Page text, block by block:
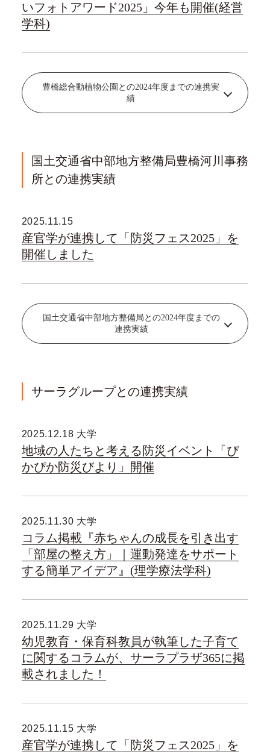
いフォトアワード2025」今年も開催(経営
学科)
豊橋総合動植物公園との2024年度までの連携実
績
国土交通省中部地方整備局豊橋河川事務
所との連携実績
2025.11.15
産官学が連携して「防災フェス2025」を
開催しました
国土交通省中部地方整備局との2024年度までの
連携実績
サーラグループとの連携実績
2025.12.18 大学
地域の人たちと考える防災イベント「ぴ
かぴか防災びより」開催
2025.11.30 大学
コラム掲載『赤ちゃんの成長を引き出す
「部屋の整え方」｜運動発達をサポート
する簡単アイデア』(理学療法学科)
2025.11.29 大学
幼児教育・保育科教員が執筆した子育て
に関するコラムが、サーラプラザ365に掲
載されました！
2025.11.15 大学
産官学が連携して「防災フェス2025」を